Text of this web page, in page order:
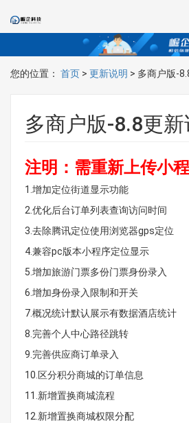
您的位置： 首页 > 更新说明 > 多商户版-
多商户版-8.8更新
注明：需重新上传小
1.增加定位街道显示功能
2.优化后台订单列表查询访问时间
3.去除腾讯定位使用浏览器gps定位
4.兼容pc版本小程序定位显示
5.增加旅游门票多份门票身份录入
6.增加身份录入限制和开关
7.概况统计默认展示有数据酒店统计
8.完善个人中心路径跳转
9.完善供应商订单录入
10.区分积分商城的订单信息
11.新增置换商城流程
12.新增置换商城权限分配